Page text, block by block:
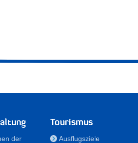
der
Tourismus
Ausflugsziele